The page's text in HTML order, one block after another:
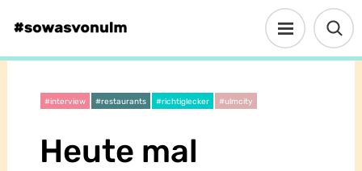
#interview #restaurants #richtiglecker #ulmcity
Heute mal